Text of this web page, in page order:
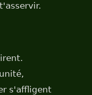
s'affligent